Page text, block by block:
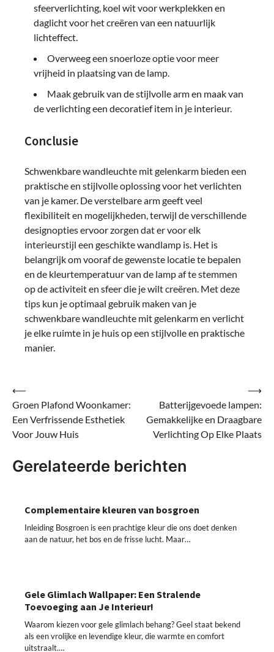
sfeerverlichting, koel wit voor werkplekken en
daglicht voor het creëren van een natuurlijk
lichteffect.
Overweeg een snoerloze optie voor meer
vrijheid in plaatsing van de lamp.
Maak gebruik van de stijlvolle arm en maak van
de verlichting een decoratief item in je interieur.
Conclusie
Schwenkbare wandleuchte mit gelenkarm bieden een
praktische en stijlvolle oplossing voor het verlichten
van je kamer. De verstelbare arm geeft veel
flexibiliteit en mogelijkheden, terwijl de verschillende
designopties ervoor zorgen dat er voor elk
interieurstijl een geschikte wandlamp is. Het is
belangrijk om vooraf de gewenste locatie te bepalen
en de kleurtemperatuur van de lamp af te stemmen
op de activiteit en sfeer die je wilt creëren. Met deze
tips kun je optimaal gebruik maken van je
schwenkbare wandleuchte mit gelenkarm en verlicht
je elke ruimte in je huis op een stijlvolle en praktische
manier.
Bericht
navigatie
⟵
Groen Plafond Woonkamer:
Een Verfrissende Esthetiek
Voor Jouw Huis
Batterijgevoede lampen:
Gemakkelijke en Draagbare
Verlichting Op Elke Plaats
⟶
Gerelateerde berichten
Complementaire kleuren van bosgroen
Inleiding Bosgroen is een prachtige kleur die ons doet denken
aan de natuur, het bos en de frisse lucht. Maar…
Gele Glimlach Wallpaper: Een Stralende
Toevoeging aan Je Interieur!
Waarom kiezen voor gele glimlach behang? Geel staat bekend
als een vrolijke en levendige kleur, die warmte en comfort
uitstraalt.…